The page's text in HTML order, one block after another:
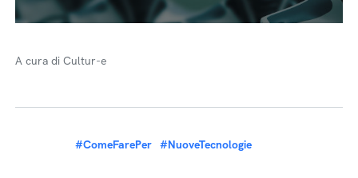
A cura di Cultur-e
#ComeFarePer #NuoveTecnologie